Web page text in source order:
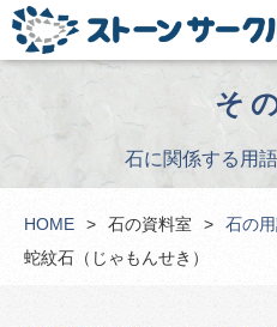
そ
石に関係する用
HOME 石の資料室
石の
蛇紋石（じゃもんせき）